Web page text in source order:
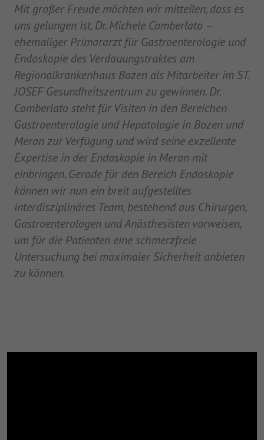
Mit großer Freude möchten wir mitteilen, dass es
uns gelungen ist, Dr. Michele Comberlato –
ehemaliger Primararzt für Gastroenterologie und
Endoskopie des Verdauungstraktes am
Regionalkrankenhaus Bozen als Mitarbeiter im ST.
JOSEF Gesundheitszentrum zu gewinnen. Dr.
Comberlato steht für Visiten in den Bereichen
Gastroenterologie und Hepatologie in Bozen und
Meran zur Verfügung und wird seine exzellente
Expertise in der Endoskopie in Meran mit
einbringen. Gerade für den Bereich Endoskopie
können wir nun ein breit aufgestelltes
interdisziplinäres Team, bestehend aus Chirurgen,
Gastroenterologen und Anästhesisten vorweisen,
um für die Patienten eine schmerzfreie
Untersuchung bei maximaler Sicherheit anbieten
zu können.